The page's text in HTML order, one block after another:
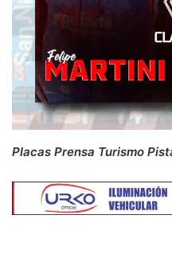
Placas Prensa Turismo